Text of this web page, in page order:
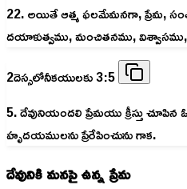
22. అయితే ఆత్మ ఫలమేమనగా, ప్రేమ,
దయాళుత్వము, మంచితనము,
2దెస్సలోనీకయులకు 3:5
5. దేవునియందలి ప్రేమయు క్రీస్తు చూపిన
హృదయములను ప్రేరేపించును గాక.
దేవునికి మనపై ఉన్న ప్రేమ